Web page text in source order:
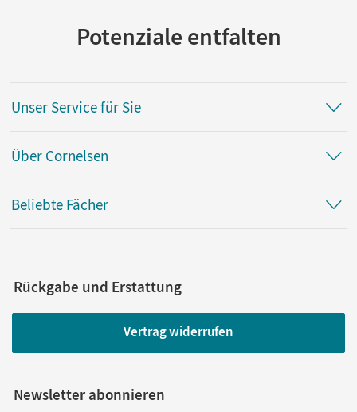
Potenziale entfalten
Unser Service für Sie
Über Cornelsen
Beliebte Fächer
Rückgabe und Erstattung
Vertrag widerrufen
Newsletter abonnieren